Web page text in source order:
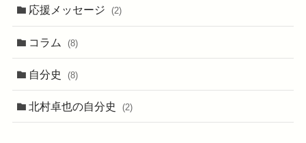
応援メッセージ (2)
コラム (8)
自分史 (8)
北村卓也の自分史 (2)